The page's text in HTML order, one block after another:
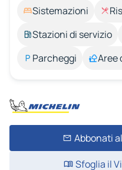
Sistemazioni
Stazioni di servizio
Parcheggi
Aree
Abbonati
Sfoglia il